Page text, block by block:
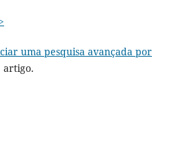
uma pesquisa avançada por
artigo.